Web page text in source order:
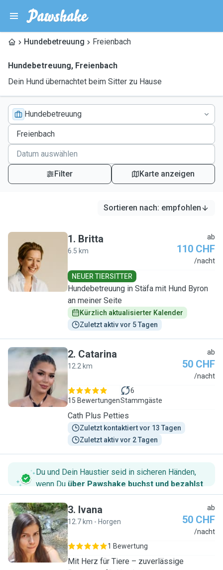
Hundebetreuung Freienbach
Hundebetreuung, Freienbach
Dein Hund übernachtet beim Sitter zu Hause
Hundebetreuung
Filter Karte anzeigen
Sortieren nach: empfohlen
B
1. Britta
6.5 km
ab
110 CHF
/nacht
NEUER TIERSITTER
Hundebetreuung in Stäfa mit Hund Byron
an meiner Seite
Kürzlich aktualisierter Kalender
Zuletzt aktiv vor 5 Tagen
C
2. Catarina
12.2 km
ab
50 CHF
/nacht
15 Bewertungen
6
Stammgäste
Cath Plus Petties
Zuletzt kontaktiert vor 13 Tagen
Zuletzt aktiv vor 2 Tagen
Du und Dein Haustier seid in sicheren Händen,
wenn Du über Pawshake buchst und bezahlst.
I
3. Ivana
12.7 km - Horgen
ab
50 CHF
/nacht
1 Bewertung
Mit Herz für Tiere – zuverlässige